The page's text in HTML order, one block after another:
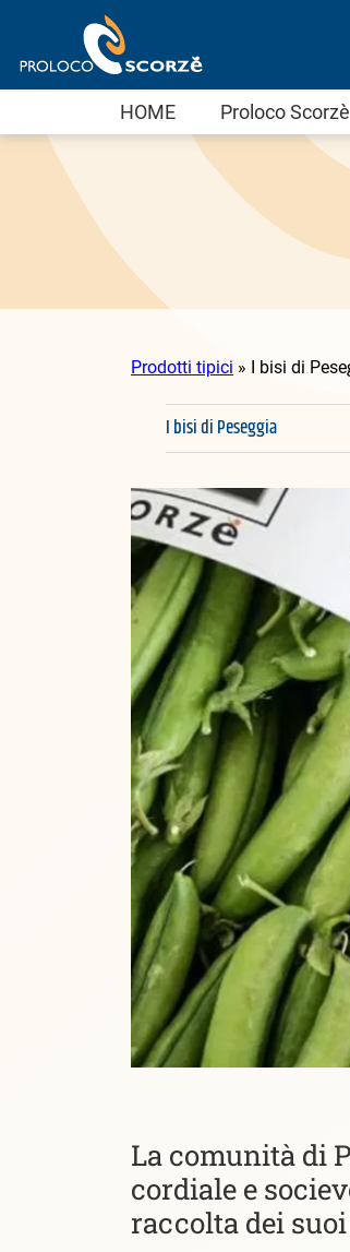
contenuto
HOME Proloco Scorzè
Prodotti tipici » I bisi di
I bisi di Peseggia
La comunità di
cordiale e
raccolta dei